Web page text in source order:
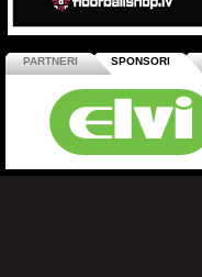
PARTNERI SPONSORI